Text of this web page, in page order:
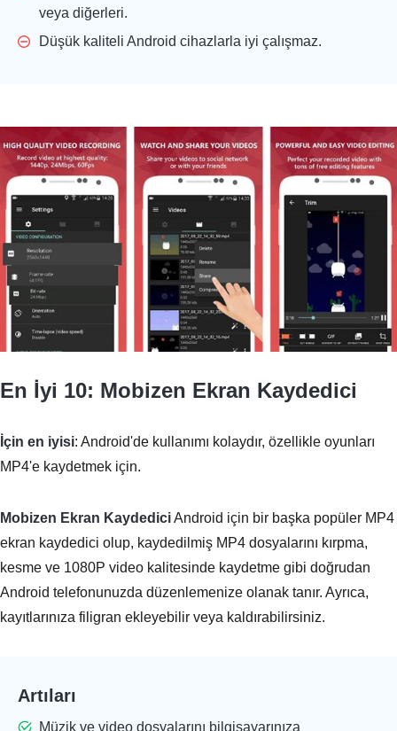
veya diğerleri.
Düşük kaliteli Android cihazlarla iyi çalışmaz.
En İyi 10: Mobizen Ekran Kaydedici
İçin en iyisi: Android'de kullanımı kolaydır, özellikle oyunları
MP4'e kaydetmek için.
Mobizen Ekran KaydediciAndroid için bir başka popüler MP4
ekran kaydedici olup, kaydedilmiş MP4 dosyalarını kırpma,
kesme ve 1080P video kalitesinde kaydetme gibi doğrudan
Android telefonunuzda düzenlemenize olanak tanır. Ayrıca,
kayıtlarınıza filigran ekleyebilir veya kaldırabilirsiniz.
Artıları
Müzik ve video dosyalarını bilgisayarınıza